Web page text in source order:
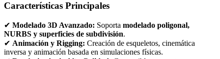
Características Principales
✔ Modelado 3D Avanzado: Soporta modelado poligonal,
NURBS y superficies de subdivisión.
✔ Animación y Rigging: Creación de esqueletos, cinemática
inversa y animación basada en simulaciones físicas.